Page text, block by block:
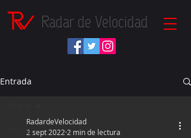
Radar de Velocidad
Entrada
Inicio
RadardeVelocidad
2 sept 2022 2 min de lectura